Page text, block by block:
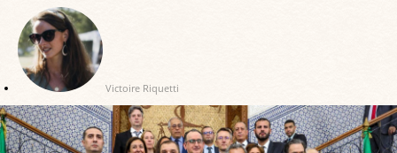
Victoire Riquetti